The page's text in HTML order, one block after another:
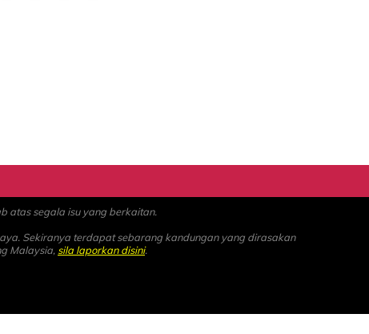
atas segala isu yang berkaitan.
Sekiranya terdapat sebarang kandungan yang dirasakan
Malaysia, sila laporkan disini.